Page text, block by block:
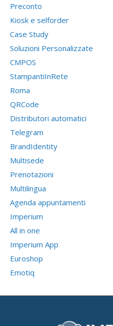
Preconto
Kiosk e selforder
Case Study
Soluzioni Personalizzate
CMPOS
StampantiInRete
Roma
QRCode
Distributori automatici
Telegram
BrandIdentity
Multisede
Prenotazioni
Multilingua
Agenda appuntamenti
Imperium
All in one
Imperium App
Euroshop
Emotiq